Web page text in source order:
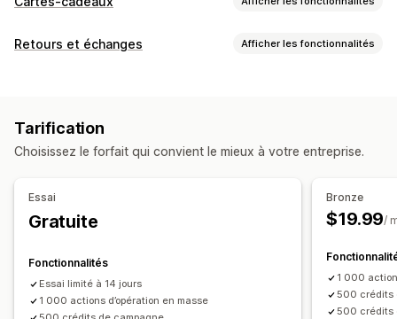
Types de cartes
Personnalisation
Montants personnalisés
Design personnalisé
Date d’expiration
Importation de carte-cadeau
Options de livraison
Livraison programmée
Retours et échanges Afficher les fonctionnalités
Crédit en magasin
Tarification
Choisissez le forfait qui convient le mieux à votre entreprise.
Essai
Gratuite
Fonctionnalités
Essai limité à 14 jours
1 000 actions d’opération en masse
Bronze
$19.99/
1 000
500 crédits
500 crédits